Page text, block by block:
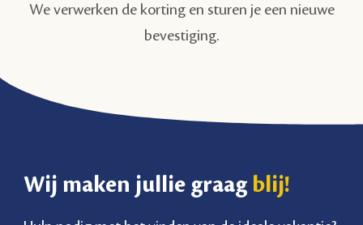
We verwerken de korting en sturen je een nieuwe
bevestiging.
Wij maken jullie graag blij!